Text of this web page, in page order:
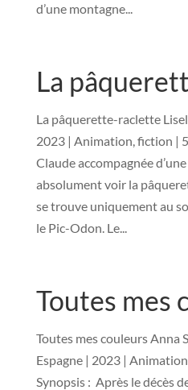
d’une montagne...
La
La pâquerette-raclette
2023 | Animation, fiction |
Claude accompagnée
absolument voir la
se trouve uniquement au
le Pic-Odon. Le...
Toutes mes
Toutes mes couleurs Anna
Espagne | 2023 |
Synopsis : Après le décès